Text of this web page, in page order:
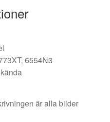
6554N3
är alla bilder